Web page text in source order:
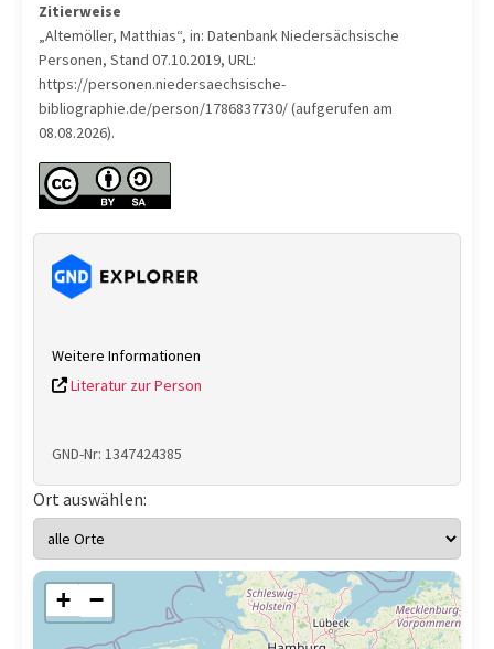
Zitierweise
„Altemöller, Matthias“, in: Datenbank Niedersächsische
Personen, Stand 07.10.2019, URL:
https://personen.niedersaechsische-
bibliographie.de/person/1786837730/ (aufgerufen am
08.08.2026).
Weitere Informationen
Literatur zur Person
GND-Nr: 1347424385
Ort auswählen:
+ −